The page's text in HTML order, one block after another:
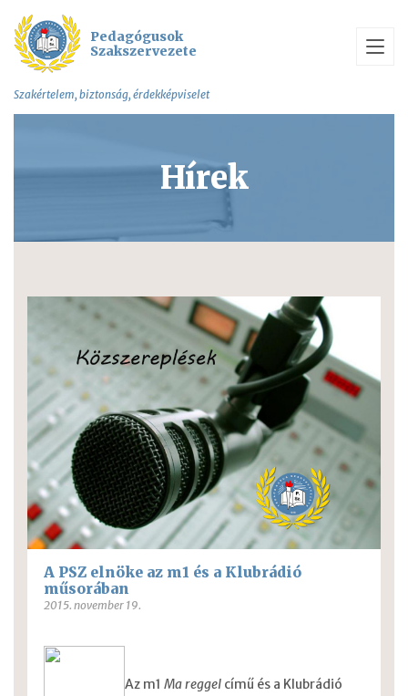
Pedagógusok
Szakszervezete
Szakértelem, biztonság, érdekképviselet
Hírek
A PSZ elnöke az m1 és a Klubrádió
műsorában
2015. november 19.
Az m1 Ma reggelcímű és a Klubrádió